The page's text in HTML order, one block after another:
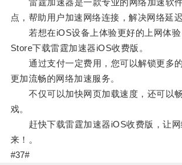
雷霆加速器是一款专业的网络加速软
点，帮助用户加速网络连接，解决网络延迟
若想在iOS设备上体验更好的上网体验
Store下载雷霆加速器iOS收费版。
通过支付一定费用，您可以解锁更多
更加流畅的网络加速服务。
不仅可以加快网页加载速度，还可以
戏。
赶快下载雷霆加速器iOS收费版，让网
来！。
#37#